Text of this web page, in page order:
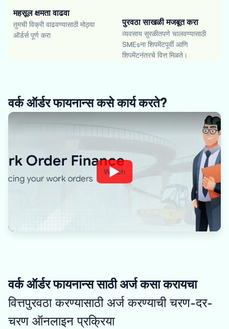
महसूल क्षमता वाढवा
तुमची विक्री वाढवण्यासाठी मोठ्या
ऑर्डर्स पूर्ण करा
पुरवठा साखळी मजबूत करा
व्यवसाय सुरळीतपणे चालवण्यासाठी
SMEsना शिपमेंटपूर्वी आणि
शिपमेंटनंतरचे वित्त मिळते।
वर्क ऑर्डर फायनान्स कसे कार्य करते?
Watch
वर्क ऑर्डर फायनान्स साठी अर्ज कसा करायचा
वित्तपुरवठा करण्यासाठी अर्ज करण्याची चरण-दर-
चरण ऑनलाइन प्रक्रिया